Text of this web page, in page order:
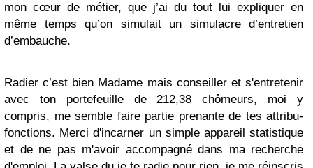
mon cœur de métier, que j’ai du tout lui expliquer en
même temps qu’on simulait un simulacre d’entretien
d’embauche.
Radier c’est bien Madame mais conseiller et s'entretenir
avec ton portefeuille de 212,38 chômeurs, moi y
compris, me semble faire partie prenante de tes attribu-
fonctions. Merci d'incarner un simple appareil statistique
et de ne pas m'avoir accompagné dans ma recherche